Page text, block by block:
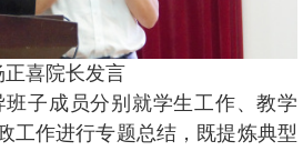
正喜院长发言
班子成员分别就学生工作、教学
工作进行专题总结，既提炼典型